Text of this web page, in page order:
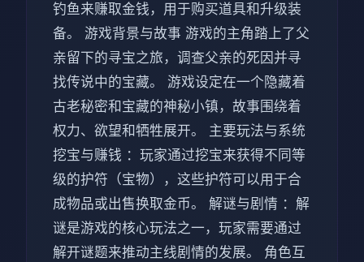
钓鱼来赚取金钱，用于购买道具和升级装
备。 游戏背景与故事 游戏的主角踏上了父
亲留下的寻宝之旅，调查父亲的死因并寻
找传说中的宝藏。 游戏设定在一个隐藏着
古老秘密和宝藏的神秘小镇，故事围绕着
权力、欲望和牺牲展开。 主要玩法与系统
挖宝与赚钱 ：玩家通过挖宝来获得不同等
级的护符（宝物），这些护符可以用于合
成物品或出售换取金币。 解谜与剧情 ：解
谜是游戏的核心玩法之一，玩家需要通过
解开谜题来推动主线剧情的发展。 角色互